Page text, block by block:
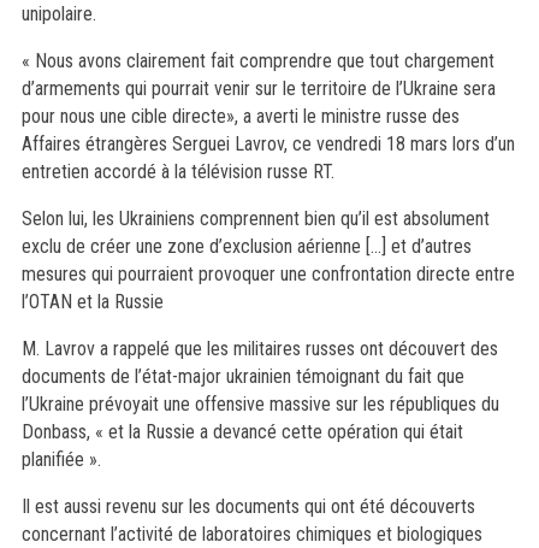
unipolaire.
« Nous avons clairement fait comprendre que tout chargement
d’armements qui pourrait venir sur le territoire de l’Ukraine sera
pour nous une cible directe», a averti le ministre russe des
Affaires étrangères Serguei Lavrov, ce vendredi 18 mars lors d’un
entretien accordé à la télévision russe RT.
Selon lui, les Ukrainiens comprennent bien qu’il est absolument
exclu de créer une zone d’exclusion aérienne […] et d’autres
mesures qui pourraient provoquer une confrontation directe entre
l’OTAN et la Russie
M. Lavrov a rappelé que les militaires russes ont découvert des
documents de l’état-major ukrainien témoignant du fait que
l’Ukraine prévoyait une offensive massive sur les républiques du
Donbass, « et la Russie a devancé cette opération qui était
planifiée ».
Il est aussi revenu sur les documents qui ont été découverts
concernant l’activité de laboratoires chimiques et biologiques